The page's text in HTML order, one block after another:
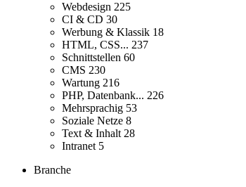
Webdesign 225
CI & CD 30
Werbung & Klassik 18
HTML, CSS... 237
Schnittstellen 60
CMS 230
Wartung 216
PHP, Datenbank... 226
Mehrsprachig 53
Soziale Netze 8
Text & Inhalt 28
Intranet 5
Branche